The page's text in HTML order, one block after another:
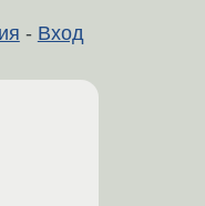
- Вход